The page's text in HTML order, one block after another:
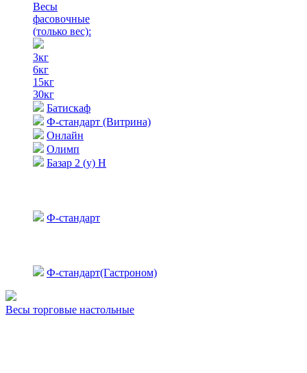
Весы
фасовочные
(только вес):
3кг
6кг
15кг
30кг
Батискаф
Ф-стандарт (Витрина)
Онлайн
Олимп
Базар 2 (у) Н
Ф-стандарт
Ф-стандарт(Гастроном)
Весы торговые настольные